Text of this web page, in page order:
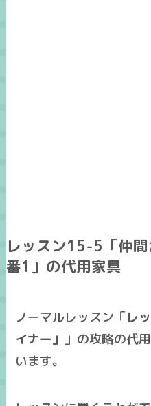
レッスン15-5「仲
番1」の代用家具
ノーマルレッスン「レ
イナー」 」の攻略の代
います。